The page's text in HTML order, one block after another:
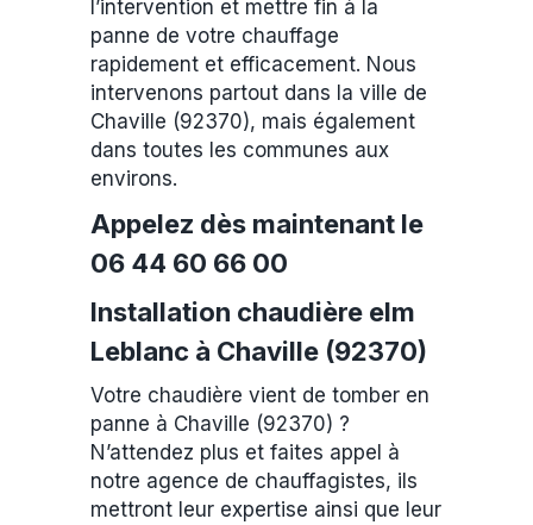
l’intervention et mettre fin à la
panne de votre chauffage
rapidement et efficacement. Nous
intervenons partout dans la ville de
Chaville (92370), mais également
dans toutes les communes aux
environs.
Appelez dès maintenant le
06 44 60 66 00
Installation chaudière elm
Leblanc à Chaville (92370)
Votre chaudière vient de tomber en
panne à Chaville (92370) ?
N’attendez plus et faites appel à
notre agence de chauffagistes, ils
mettront leur expertise ainsi que leur